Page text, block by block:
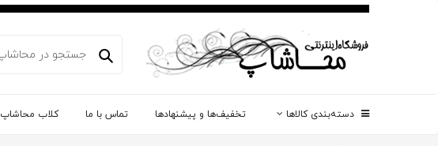
دسته‌بندی کالاها تخفیف‌ها و پیشنهادها تماس با ما کلاب محاشاپ